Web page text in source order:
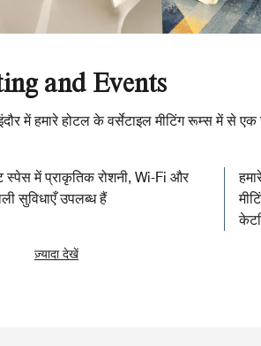
and Events
में हमारे होटल के वर्सेटाइल मीटिंग रूम्स में से
स्पेस में प्राकृतिक रोशनी, Wi-Fi और
सुविधाएँ उपलब्ध हैं
ज़्यादा देखें